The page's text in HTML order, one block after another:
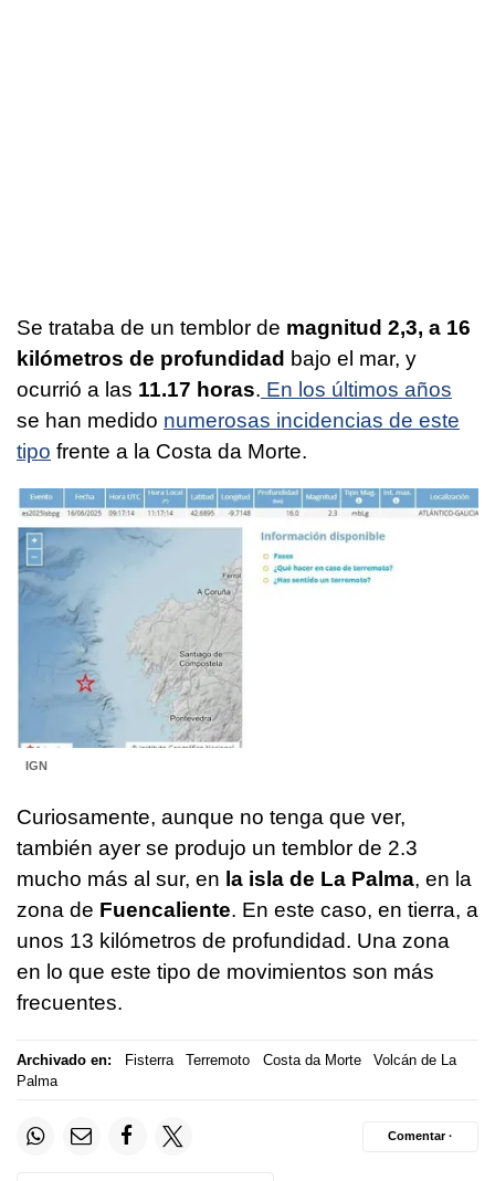
Se trataba de un temblor de magnitud 2,3, a 16
kilómetros de profundidad bajo el mar, y
ocurrió a las 11.17 horas. En los últimos años
se han medido numerosas incidencias de este
tipo frente a la Costa da Morte.
IGN
Curiosamente, aunque no tenga que ver,
también ayer se produjo un temblor de 2.3
mucho más al sur, en la isla de La Palma, en la
zona de Fuencaliente. En este caso, en tierra, a
unos 13 kilómetros de profundidad. Una zona
en lo que este tipo de movimientos son más
frecuentes.
Archivado en: Fisterra Terremoto Costa da Morte
Volcán de La
Palma
Comentar ·